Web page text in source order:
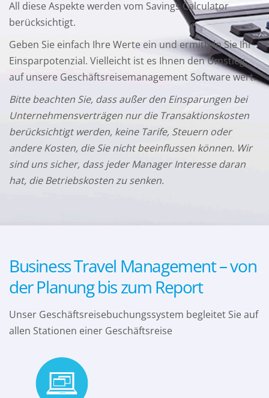
All diese Aspekte werden vom Savings Calculator
berücksichtigt.
Geben Sie einfach Ihre Werte ein und ermitteln Sie Ihr
Einsparpotenzial. Vielleicht ist es Ihnen den Umstieg
auf unsere Geschäftsreisemanagement Software wert.
Bitte beachten Sie, dass außer den Einsparungen bei
Unternehmensverträgen nur die Transaktionskosten
berücksichtigt werden, keine Tarife, Steuern oder
andere Kosten, die Sie nicht beeinflussen können. Wir
sind uns sicher, dass jeder Manager Interesse daran
hat, die Betriebskosten zu senken.
Business Travel Management – von
der Planung bis zum Report
Unser Geschäftsreisebuchungssystem begleitet Sie auf
allen Stationen einer Geschäftsreise